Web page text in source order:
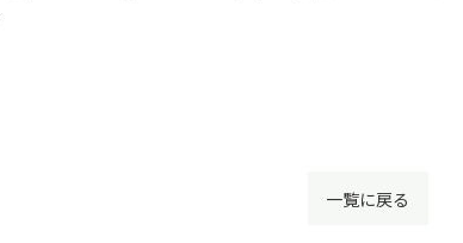
一覧に戻る